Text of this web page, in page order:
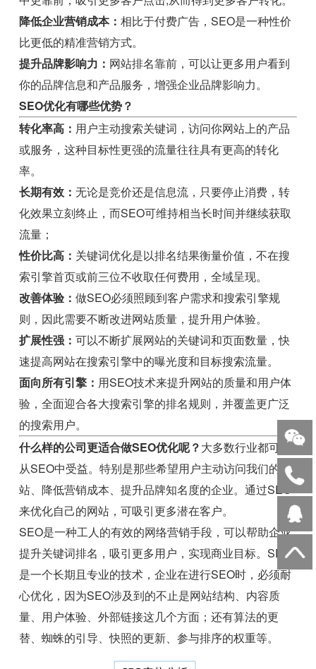
降低企业营销成本：相比于付费广告，SEO是一种性价
比更低的精准营销方式。
提升品牌影响力： 网站排名靠前，可以让更多用户看到
你的品牌信息和产品服务，增强企业品牌影响力。
SEO优化有哪些优势？
转化率高： 用户主动搜索关键词，访问你网站上的产品
或服务，这种目标性更强的流量往往具有更高的转化
率。
长期有效：无论是竞价还是信息流，只要停止消费，转
化效果立刻终止，而SEO可维持相当长时间并继续获取
流量；
性价比高： 关键词优化是以排名结果衡量价值，不在搜
索引擎首页或前三位不收取任何费用，全域呈现。
改善体验：做SEO必须照顾到客户需求和搜索引擎规
则，因此需要不断改进网站质量，提升用户体验。
扩展性强：可以不断扩展网站的关键词和页面数量，快
速提高网站在搜索引擎中的曝光度和目标搜索流量。
面向所有引擎： 用SEO技术来提升网站的质量和用户体
验，全面迎合各大搜索引擎的排名规则，并覆盖更广泛
的搜索用户。
什么样的公司更适合做SEO优化呢？大多数行业都可以
从SEO中受益。特别是那些希望用户主动访问我们的网
站、降低营销成本、提升品牌知名度的企业。通过SEO
来优化自己的网站，可吸引更多潜在客户。
SEO是一种工人的有效的网络营销手段，可以帮助企业
提升关键词排名，吸引更多用户，实现商业目标。SEO
是一个长期且专业的技术，企业在进行SEO时，必须耐
心优化，因为SEO涉及到的不止是网站结构、内容质
量、用户体验、外部链接这几个方面；还有算法的更
替、蜘蛛的引导、快照的更新、参与排序的权重等。